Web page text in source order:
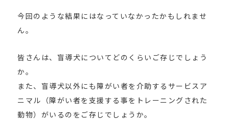
今回のような結果にはなっていなかったかもしれませ
ん。
皆さんは、盲導犬についてどのくらいご存じでしょう
か。
また、盲導犬以外にも障がい者を介助するサービスア
ニマル（障がい者を支援する事をトレーニングされた
動物）がいるのをご存じでしょうか。